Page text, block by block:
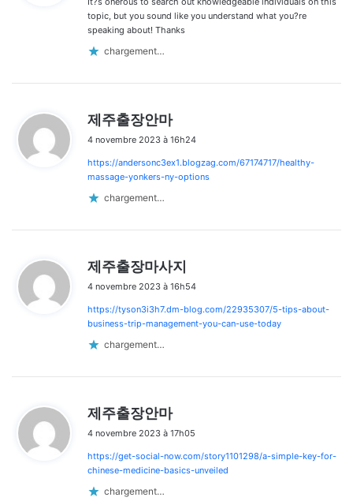
:
topic, but you sound like you understand what you?re
speaking about! Thanks
chargement…
제주출장안마
t
:
4 novembre 2023 à 16h24
https://andersonc3ex1.blogzag.com/67174717/healthy-
massage-yonkers-ny-options
chargement…
제주출장마사지
t
:
4 novembre 2023 à 16h54
https://tyson3i3h7.dm-blog.com/22935307/5-tips-about-
business-trip-management-you-can-use-today
chargement…
제주출장안마
t
:
4 novembre 2023 à 17h05
https://get-social-now.com/story1101298/a-simple-key-for-
chinese-medicine-basics-unveiled
chargement…